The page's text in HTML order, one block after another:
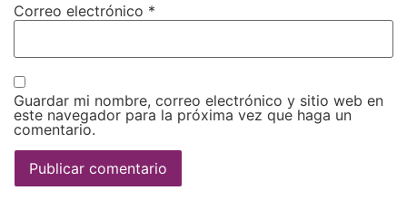
Correo electrónico *
Guardar mi nombre, correo electrónico y sitio web en
este navegador para la próxima vez que haga un
comentario.